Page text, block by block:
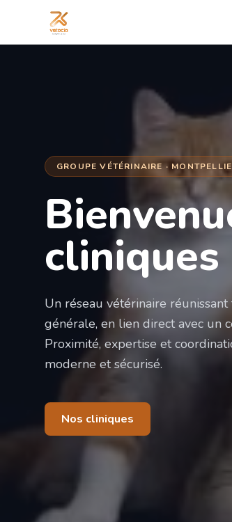
GROUPE VÉTÉRINAIRE ·
Un réseau vétérinaire
générale, en lien direct avec un
Proximité, expertise et
moderne et sécurisé.
Nos cliniques